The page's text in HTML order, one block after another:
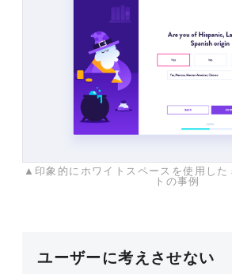
▲印象的にホワイトスペースを使用した
トの事例
ユーザーに考えさせない